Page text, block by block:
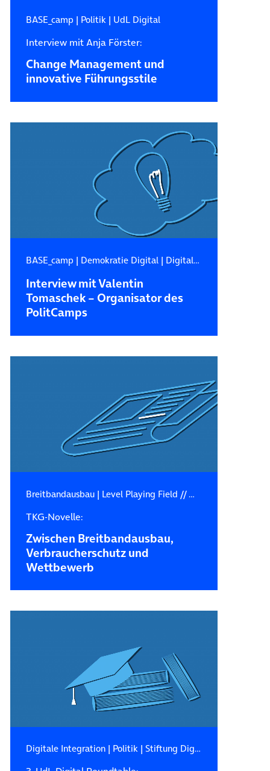
BASE_camp | Politik| UdL Digital
Interview mit Anja Förster:
Change Management und
innovative Führungsstile
BASE_camp | Demokratie Digital| Digitale Zukunft
Interview mit Valentin
Tomaschek – Organisator des
PolitCamps
Breitbandausbau| Level Playing Field // Wettbewerb
TKG-Novelle:
Zwischen Breitbandausbau,
Verbraucherschutz und
Wettbewerb
Digitale Integration| Politik| Stiftung Digitale Chancen